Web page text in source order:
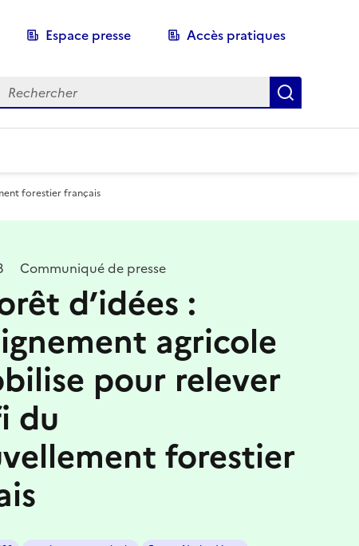
Espace presse Accès pratiques
Recherche
forestier français
Communiqué de presse
d’idées :
agricole
pour relever
du
forestier